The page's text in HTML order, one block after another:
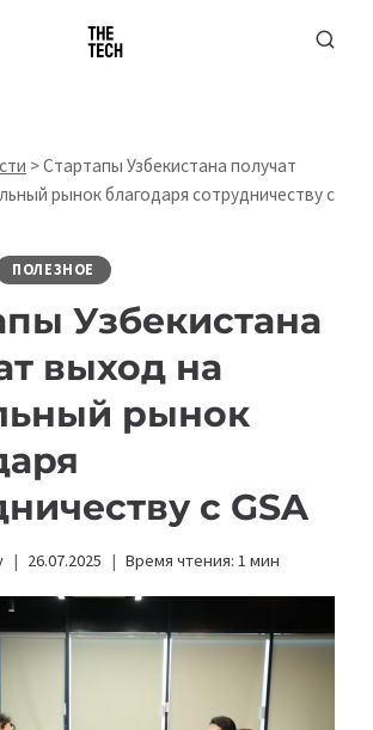
>Стартапы Узбекистана получат
рынок благодаря сотрудничеству с
ПОЛЕЗНОЕ
Узбекистана
выход на
рынок
с GSA
26.07.2025 Время чтения: 1 мин